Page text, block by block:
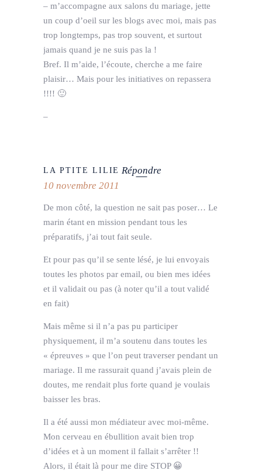
– m’accompagne aux salons du mariage, jette
un coup d’oeil sur les blogs avec moi, mais pas
trop longtemps, pas trop souvent, et surtout
jamais quand je ne suis pas la !
Bref. Il m’aide, l’écoute, cherche a me faire
plaisir… Mais pour les initiatives on repassera
!!!! 🙂
–
LA PTITE LILIE Répondre
10 novembre 2011
De mon côté, la question ne sait pas poser… Le
marin étant en mission pendant tous les
préparatifs, j’ai tout fait seule.
Et pour pas qu’il se sente lésé, je lui envoyais
toutes les photos par email, ou bien mes idées
et il validait ou pas (à noter qu’il a tout validé
en fait)
Mais même si il n’a pas pu participer
physiquement, il m’a soutenu dans toutes les
« épreuves » que l’on peut traverser pendant un
mariage. Il me rassurait quand j’avais plein de
doutes, me rendait plus forte quand je voulais
baisser les bras.
Il a été aussi mon médiateur avec moi-même.
Mon cerveau en ébullition avait bien trop
d’idées et à un moment il fallait s’arrêter !!
Alors, il était là pour me dire STOP 😀